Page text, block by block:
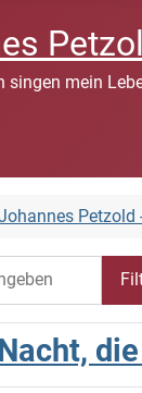
singen mein
Petzold